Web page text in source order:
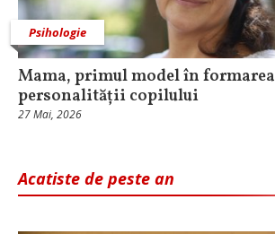
Psihologie
Mama, primul model în formarea
personalității copilului
27 Mai, 2026
Acatiste de peste an